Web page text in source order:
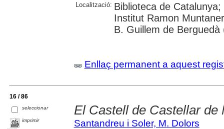
Localització: Biblioteca de
Institut Ramon
B. Guillem de Berguedà
Enllaç permanent a aquest
16 / 86
seleccionar
imprimir
El Castell de Castellar de
Santandreu i Soler, M. Dolors